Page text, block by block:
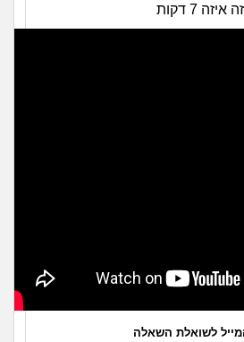
7 דקות
לשואלת השאלה